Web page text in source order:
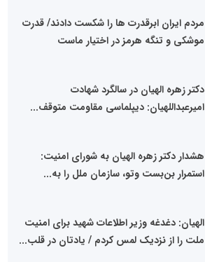
مردم ایران ابرقدرت ها را شکست دادند/ قدرت
موشکی و تنگه هرمز در اختیار ماست
دکتر زهره الهیان در سالگرد شهادت
امیرعبداللهیان: دیپلماسی مقاومت متوقف...
هشدار دکتر زهره الهیان به شورای امنیت:
استمرار بن‌بست وتو، سازمان ملل را به...
الهیان: دغدغه وزیر اطلاعات شهید برای امنیت
ملت را از نزدیک لمس کردم / یادتان در قلب...